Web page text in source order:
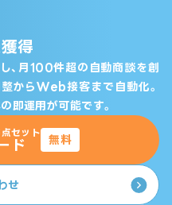
得
、月100件超の自動商談を創
からWeb接客まで自動化。
即運用が可能です。
セット
ド 無料
せ